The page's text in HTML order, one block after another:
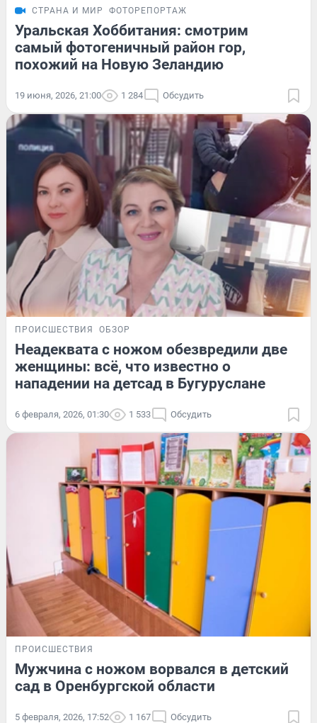
СТРАНА И МИР ФОТОРЕПОРТАЖ
Уральская Хоббитания: смотрим
самый фотогеничный район гор,
похожий на Новую Зеландию
19 июня, 2026, 21:00 1 284 Обсудить
ПРОИСШЕСТВИЯ ОБЗОР
Неадеквата с ножом обезвредили две
женщины: всё, что известно о
нападении на детсад в Бугуруслане
6 февраля, 2026, 01:30 1 533 Обсудить
ПРОИСШЕСТВИЯ
Мужчина с ножом ворвался в детский
сад в Оренбургской области
5 февраля, 2026, 17:52 1 167 Обсудить